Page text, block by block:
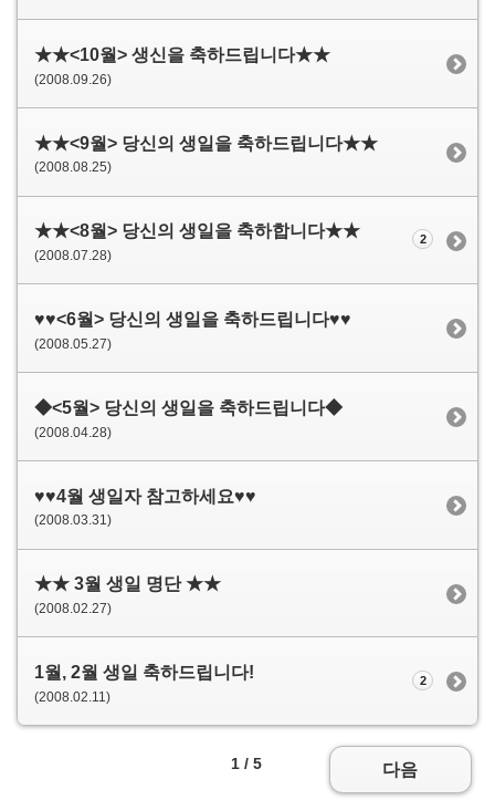
★★<10월> 생신을 축하드립니다★★
(2008.09.26)
★★<9월> 당신의 생일을 축하드립니다★★
(2008.08.25)
★★<8월> 당신의 생일을 축하합니다★★ 2
(2008.07.28)
♥♥<6월> 당신의 생일을 축하드립니다♥♥
(2008.05.27)
◆<5월> 당신의 생일을 축하드립니다◆
(2008.04.28)
♥♥4월 생일자 참고하세요♥♥
(2008.03.31)
★★ 3월 생일 명단 ★★
(2008.02.27)
1월, 2월 생일 축하드립니다! 2
(2008.02.11)
1 / 5 다음